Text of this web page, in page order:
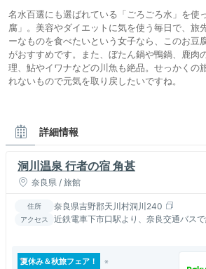
名水百選にも選ばれている「ごろごろ水」を使
腐」。美容やダイエットに気を使う毎日で、旅
ーなものを食べたいという女子なら、このお豆
がおすすめです。また、ぼたん鍋や鴨鍋、鹿肉
理、鮎やイワナなどの川魚も絶品。せっかくの
れないもので元気を取り戻したいですね。
詳細情報
洞川温泉 行者の宿 角甚
奈良県 / 旅館
住所 奈良県吉野郡天川村洞川240
アクセス
近鉄電車下市口駅より、奈良交通バス
夏休み＆秋旅フェア！